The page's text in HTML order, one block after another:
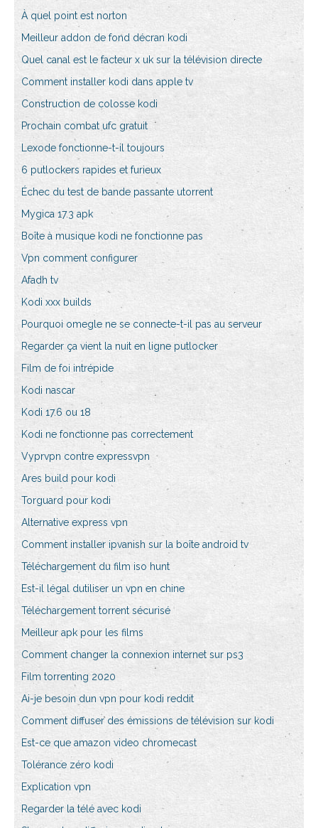
À quel point est norton
Meilleur addon de fond décran kodi
Quel canal est le facteur x uk sur la télévision directe
Comment installer kodi dans apple tv
Construction de colosse kodi
Prochain combat ufc gratuit
Lexode fonctionne-t-il toujours
6 putlockers rapides et furieux
Échec du test de bande passante utorrent
Mygica 17.3 apk
Boîte à musique kodi ne fonctionne pas
Vpn comment configurer
Afadh tv
Kodi xxx builds
Pourquoi omegle ne se connecte-t-il pas au serveur
Regarder ça vient la nuit en ligne putlocker
Film de foi intrépide
Kodi nascar
Kodi 17.6 ou 18
Kodi ne fonctionne pas correctement
Vyprvpn contre expressvpn
Ares build pour kodi
Torguard pour kodi
Alternative express vpn
Comment installer ipvanish sur la boîte android tv
Téléchargement du film iso hunt
Est-il légal dutiliser un vpn en chine
Téléchargement torrent sécurisé
Meilleur apk pour les films
Comment changer la connexion internet sur ps3
Film torrenting 2020
Ai-je besoin dun vpn pour kodi reddit
Comment diffuser des émissions de télévision sur kodi
Est-ce que amazon video chromecast
Tolérance zéro kodi
Explication vpn
Regarder la télé avec kodi